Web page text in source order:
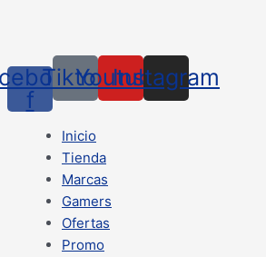
f
TiktokYoutube
Instagram
Inicio
Tienda
Marcas
Gamers
Ofertas
Promo